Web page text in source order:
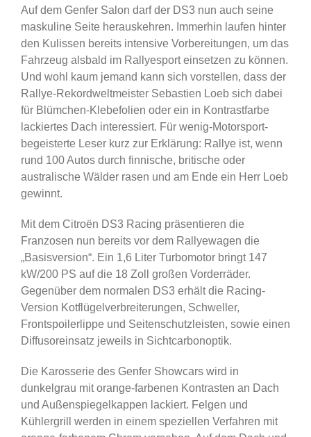
Auf dem Genfer Salon darf der DS3 nun auch seine
maskuline Seite herauskehren. Immerhin laufen hinter
den Kulissen bereits intensive Vorbereitungen, um das
Fahrzeug alsbald im Rallyesport einsetzen zu können.
Und wohl kaum jemand kann sich vorstellen, dass der
Rallye-Rekordweltmeister Sebastien Loeb sich dabei
für Blümchen-Klebefolien oder ein in Kontrastfarbe
lackiertes Dach interessiert. Für wenig-Motorsport-
begeisterte Leser kurz zur Erklärung: Rallye ist, wenn
rund 100 Autos durch finnische, britische oder
australische Wälder rasen und am Ende ein Herr Loeb
gewinnt.
Mit dem Citroën DS3 Racing präsentieren die
Franzosen nun bereits vor dem Rallyewagen die
„Basisversion“. Ein 1,6 Liter Turbomotor bringt 147
kW/200 PS auf die 18 Zoll großen Vorderräder.
Gegenüber dem normalen DS3 erhält die Racing-
Version Kotflügelverbreiterungen, Schweller,
Frontspoilerlippe und Seitenschutzleisten, sowie einen
Diffusoreinsatz jeweils in Sichtcarbonoptik.
Die Karosserie des Genfer Showcars wird in
dunkelgrau mit orange-farbenen Kontrasten an Dach
und Außenspiegelkappen lackiert. Felgen und
Kühlergrill werden in einem speziellen Verfahren mit